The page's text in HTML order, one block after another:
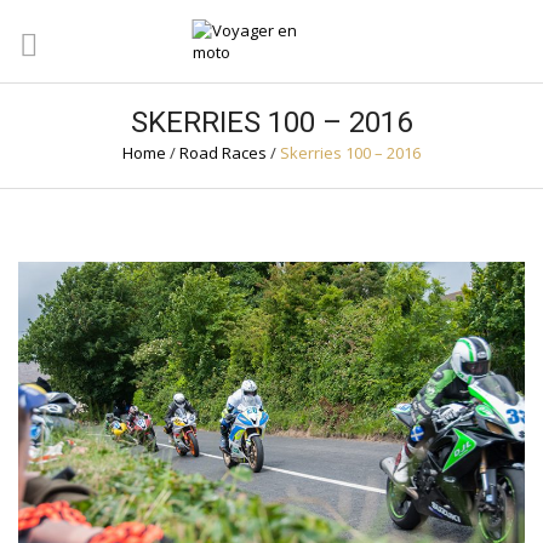
SKERRIES 100 – 2016
Home /Road Races / Skerries 100 – 2016